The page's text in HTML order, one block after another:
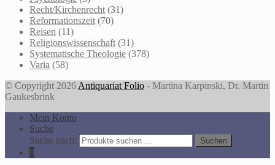
Recht/Kirchenrecht (31)
Reformationszeit (70)
Reisen (11)
Religionswissenschaft (31)
Systematische Theologie (378)
Varia (58)
© Copyright 2026 Antiquariat Folio - Martina Karpinski, Dr. Martin
Gaukesbrink
Mein Konto
Suche
Suche nach:
Suchen
0